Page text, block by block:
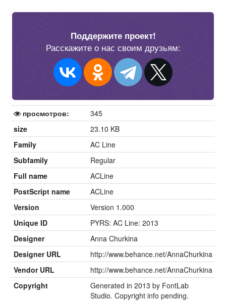
Поддержите проект!
Расскажите о нас своим друзьям:
просмотров:
345
size
23.10 KB
Family
AC Line
Subfamily
Regular
Full name
ACLine
PostScript name
ACLine
Version
Version 1.000
Unique ID
PYRS: AC Line: 2013
Designer
Anna Churkina
Designer URL
http://www.behance.net/AnnaChurkina
Vendor URL
http://www.behance.net/AnnaChurkina
Copyright
Generated in 2013 by FontLab
Studio. Copyright info pending.